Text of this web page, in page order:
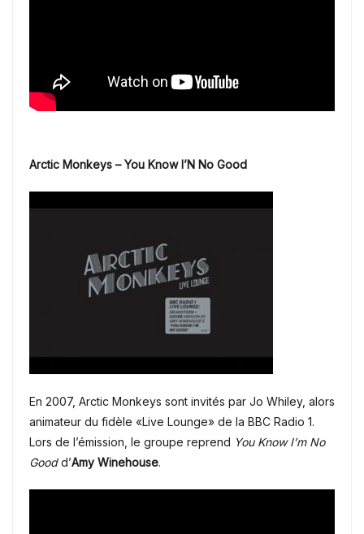
Arctic Monkeys –You Know I’N No Good
En 2007, Arctic Monkeys sont invités par Jo Whiley, alors
animateur du fidèle «Live Lounge» de la BBC Radio 1.
Lors de l’émission, le groupe reprend You Know I’m No
Goodd’Amy Winehouse.